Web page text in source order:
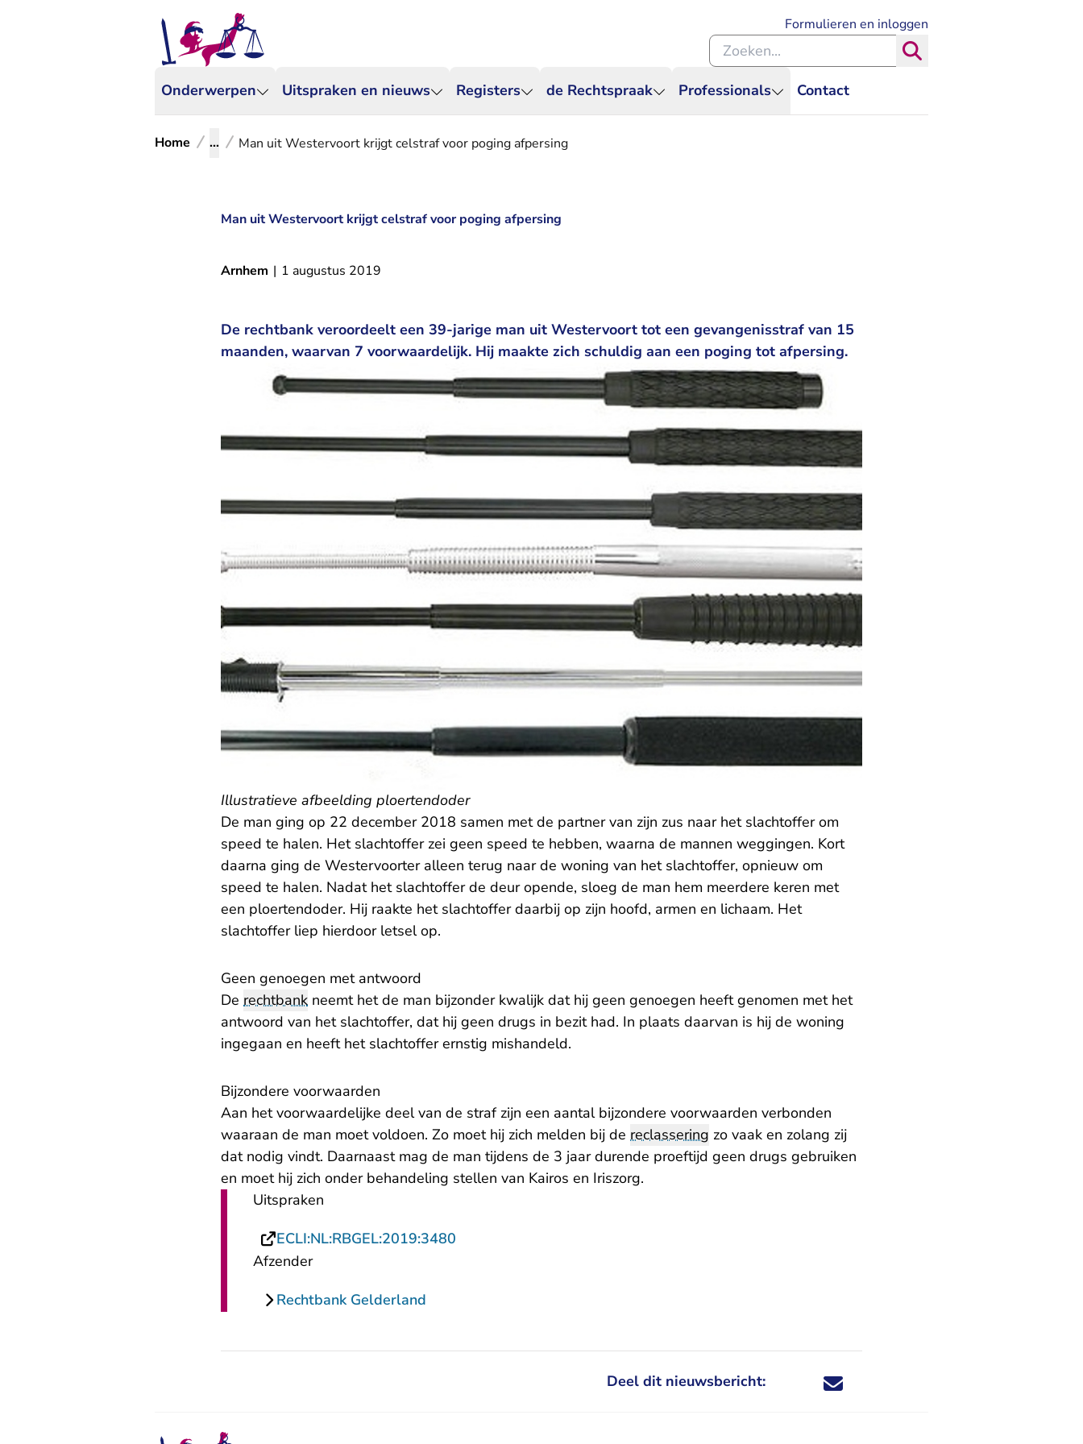
Onderwerpen Uitspraken en nieuws Registers de Rechtspraak Professionals Contact
Formulieren en inloggen
Zoeken binnen de Rechtspraak
Home ... Man uit Westervoort krijgt celstraf voor poging afpersing
Man uit Westervoort krijgt celstraf voor poging afpersing
Arnhem | 1 augustus 2019
De rechtbank veroordeelt een 39-jarige man uit Westervoort tot een gevangenisstraf van 15
maanden, waarvan 7 voorwaardelijk. Hij maakte zich schuldig aan een poging tot afpersing.
Illustratieve afbeelding ploertendoder
De man ging op 22 december 2018 samen met de partner van zijn zus naar het slachtoffer om
speed te halen. Het slachtoffer zei geen speed te hebben, waarna de mannen weggingen. Kort
daarna ging de Westervoorter alleen terug naar de woning van het slachtoffer, opnieuw om
speed te halen. Nadat het slachtoffer de deur opende, sloeg de man hem meerdere keren met
een ploertendoder. Hij raakte het slachtoffer daarbij op zijn hoofd, armen en lichaam. Het
slachtoffer liep hierdoor letsel op.
Geen genoegen met antwoord
De rechtbank neemt het de man bijzonder kwalijk dat hij geen genoegen heeft genomen met het
antwoord van het slachtoffer, dat hij geen drugs in bezit had. In plaats daarvan is hij de woning
ingegaan en heeft het slachtoffer ernstig mishandeld.
Bijzondere voorwaarden
Aan het voorwaardelijke deel van de straf zijn een aantal bijzondere voorwaarden verbonden
waaraan de man moet voldoen. Zo moet hij zich melden bij de reclassering zo vaak en zolang zij
dat nodig vindt. Daarnaast mag de man tijdens de 3 jaar durende proeftijd geen drugs gebruiken
en moet hij zich onder behandeling stellen van Kairos en Iriszorg.
Uitspraken
ECLI:NL:RBGEL:2019:3480
Afzender
Rechtbank Gelderland
Deel dit nieuwsbericht: Deel dit nieuwsbericht via X - U verlaat
Deel dit nieuwsbericht via Facebook - U
Deel dit nieuwsbericht via e-mail
Deel dit nieuwsbericht via LinkedIn - U